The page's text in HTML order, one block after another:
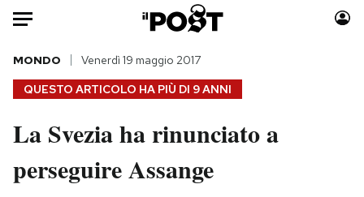
Auto
HOME
Italia
Politica
Moda
Consumismi
QUESTO ARTICOLO HA PIÙ DI 9 ANNI
MONDO Venerdì 19 maggio 2017
La Svezia ha rinunciato a
perseguire Assange